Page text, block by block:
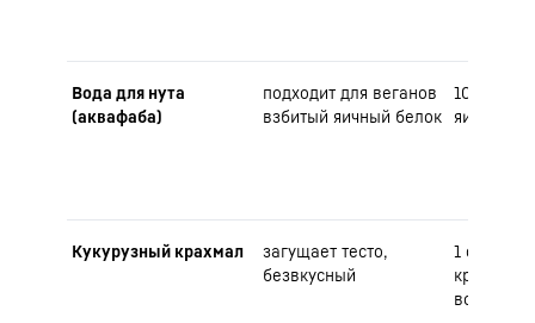
Вода для нута
(аквафаба)
подходит для веганов
взбитый яичный белок
100 г
яичный
Кукурузный крахмал
загущает тесто,
безвкусный
1 ст. л.
крахмала
воды